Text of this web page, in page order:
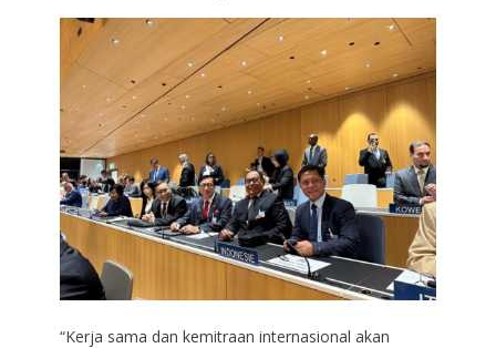
“Kerja sama dan kemitraan internasional akan